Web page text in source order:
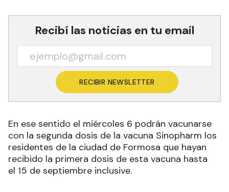
Recibí las noticias en tu email
RECIBIR NEWSLETTER
En ese sentido el miércoles 6 podrán vacunarse
con la segunda dosis de la vacuna Sinopharm los
residentes de la ciudad de Formosa que hayan
recibido la primera dosis de esta vacuna hasta
el 15 de septiembre inclusive.